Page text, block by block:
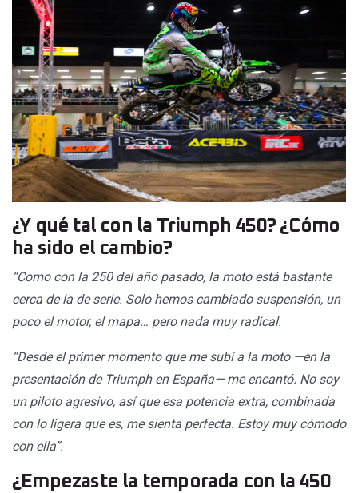
¿Y qué tal con la Triumph 450? ¿Cómo
ha sido el cambio?
“Como con la 250 del año pasado, la moto está bastante
cerca de la de serie. Solo hemos cambiado suspensión, un
poco el motor, el mapa… pero nada muy radical.
“Desde el primer momento que me subí a la moto —en la
presentación de Triumph en España— me encantó. No soy
un piloto agresivo, así que esa potencia extra, combinada
con lo ligera que es, me sienta perfecta. Estoy muy cómodo
con ella”.
¿Empezaste la temporada con la 450